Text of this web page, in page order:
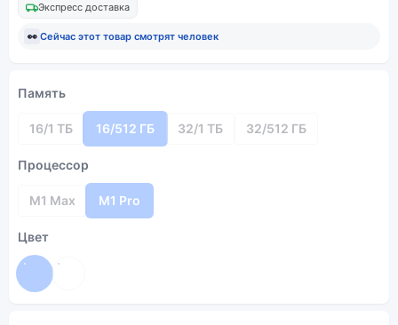
Экспресс доставка
👀 Сейчас этот товар смотрят человек
Память
16/1 ТБ 16/512 ГБ 32/1 ТБ 32/512 ГБ
Процессор
M1 Max M1 Pro
Цвет